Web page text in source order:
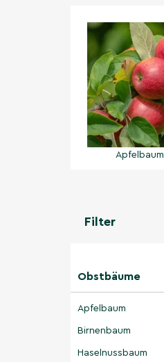
Apfelbaum
Filter
Obstbäume
Apfelbaum
Birnenbaum
Haselnussbaum